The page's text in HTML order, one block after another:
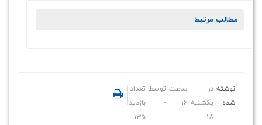
مطالب مرتبط
نوشته
شده
در
یکشنبه
18
ساعت
16
توسط
-
تعداد
بازدید
135